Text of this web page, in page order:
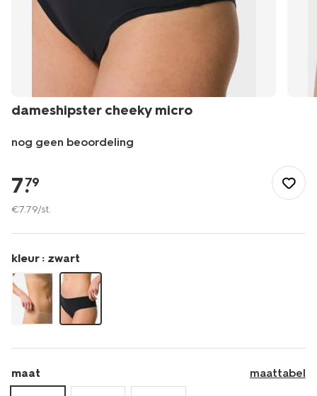
dameshipster cheeky micro
nog geen beoordeling
cheeky-
micro-
21900561.html
7.
79
€7.79/st.
kleur : zwart
maat maattabel